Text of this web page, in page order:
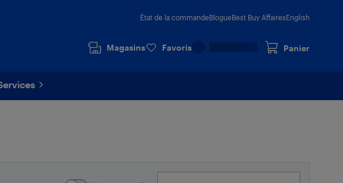
État de la commandeBlogueBest Buy AffairesEnglish
Magasins Favoris Panier